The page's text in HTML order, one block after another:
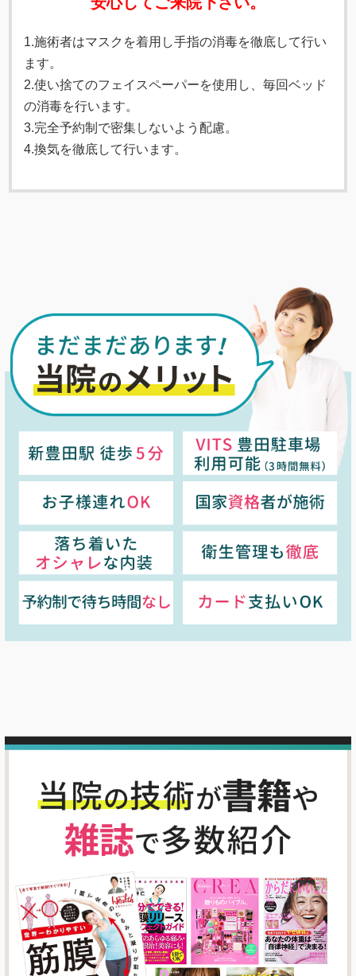
1.施術者はマスクを着用し手指の消毒を徹底して行い
ます。
2.使い捨てのフェイスペーパーを使用し、毎回ベッド
の消毒を行います。
3.完全予約制で密集しないよう配慮。
4.換気を徹底して行います。